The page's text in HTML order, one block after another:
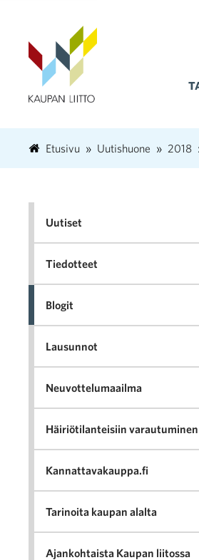
Etusivu Uutishuone 2018
Uutiset
Tiedotteet
Blogit
Lausunnot
Neuvottelumaailma
Häiriötilanteisiin varautuminen
Kannattavakauppa.fi
Tarinoita kaupan alalta
Ajankohtaista Kaupan liitossa